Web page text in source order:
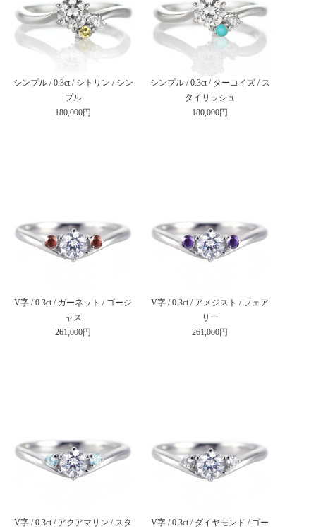
シンプル / 0.3ct / シトリン / シン
プル
180,000円
シンプル / 0.3ct / ターコイズ / ス
タイリッシュ
180,000円
V字 / 0.3ct / ガーネット / ゴージ
ャス
261,000円
V字 / 0.3ct / アメジスト / フェア
リー
261,000円
V字 / 0.3ct / アクアマリン / スタ
V字 / 0.3ct / ダイヤモンド / ゴー